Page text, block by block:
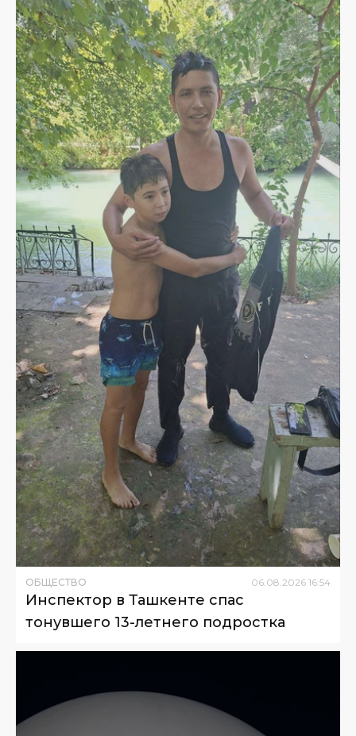
ОБЩЕСТВО 06 08 2026 16:54
Инспектор в Ташкенте спас
тонувшего 13-летнего подростка